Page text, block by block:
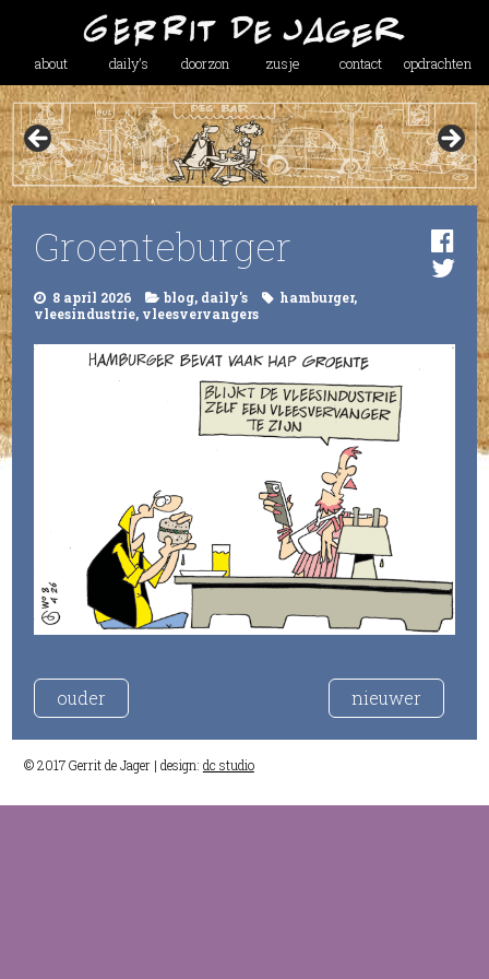
about daily’s doorzon zusje contact opdrachten
Groenteburger
8 april 2026 blog, daily's hamburger,
vleesindustrie, vleesvervangers
ouder nieuwer
© 2017 Gerrit de Jager | design: dc studio